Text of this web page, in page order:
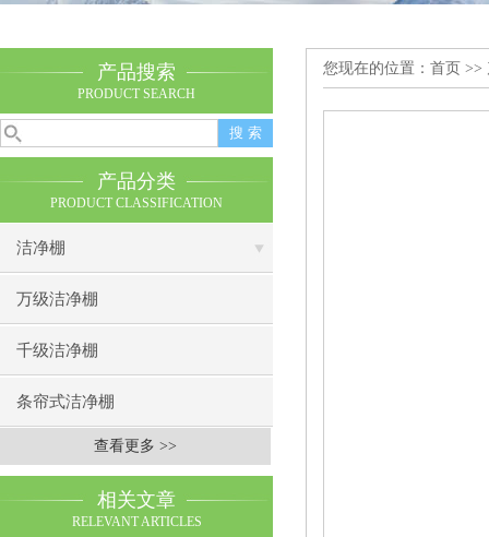
产品搜索
PRODUCT SEARCH
产品分类
PRODUCT CLASSIFICATION
洁净棚
万级洁净棚
千级洁净棚
条帘式洁净棚
查看更多 >>
相关文章
RELEVANT ARTICLES
您现在的位置： 首页 >>